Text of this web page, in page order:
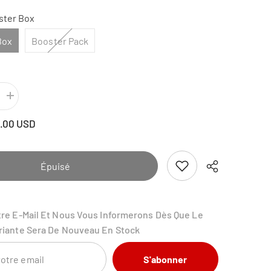
Box
Booster Pack
Augmenter
pour
Ablaze
USD
Épuisé
E-Mail Et Nous Vous Informerons Dès Que Le
Sera De Nouveau En Stock
S'abonner